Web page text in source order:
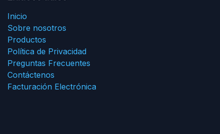
Inicio
Sobre nosotros
Productos
Política de Privacidad
Preguntas Frecuentes
Contáctenos
Facturación Electrónica